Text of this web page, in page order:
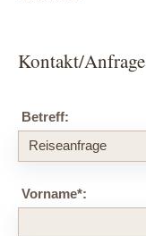
Kontakt/Anfrage
Betreff:
Vorname*: